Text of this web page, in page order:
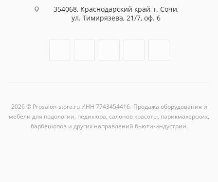
354068, Краснодарский край, г. Сочи,
ул. Тимирязева, 21/7, оф. 6
2026 © Prosalon-store.ru ИНН 7743454416- Продажа оборудования и
мебели для подологии, педикюра, салонов красоты, парикмахерских,
барбешопов и других направлений бьюти-индустрии.